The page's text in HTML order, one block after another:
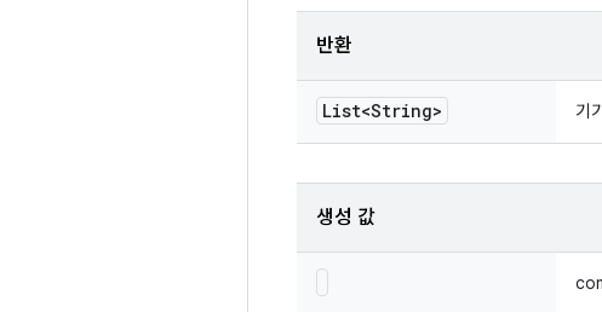
반환
List<String> 기
생성 값